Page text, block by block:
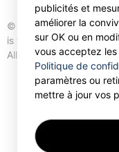
© Gettransport
is trademark of
All rights reserved.
publicités et
améliorer la
sur OK ou en
vous acceptez
Politique de
paramètres ou
mettre à jour vos